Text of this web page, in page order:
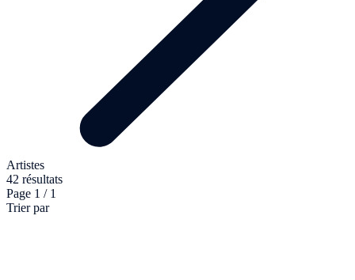
Artistes
42 résultats
Page 1 / 1
Trier par